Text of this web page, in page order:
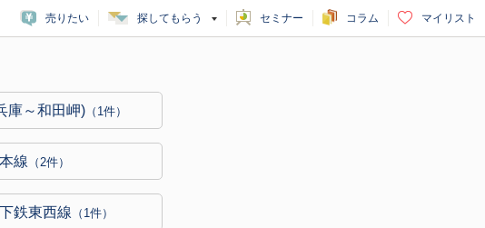
売りたい 探してもらう セミナー コラム マイリスト
庫～和田岬) （1件）
線 （2件）
鉄東西線 （1件）